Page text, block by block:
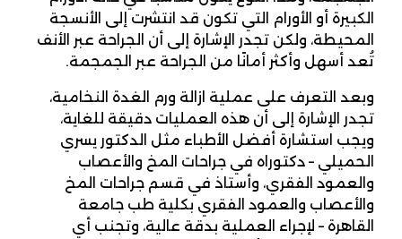
الكبيرة أو الأورام التي تكون قد انتشرت إلى الأنسجة
المحيطة، ولكن تجدر الإشارة إلى أن الجراحة عبر الأنف
تُعد أسهل وأكثر أمانًا من الجراحة عبر الجمجمة.
وبعد التعرف على عملية ازالة ورم الغدة النخامية،
تجدر الإشارة إلى أن هذه العمليات دقيقة للغاية،
ويجب استشارة أفضل الأطباء مثل الدكتور يسري
الحميلي – دكتوراه في جراحات المخ والأعصاب
والعمود الفقري، وأستاذ في قسم جراحات المخ
والأعصاب والعمود الفقري بكلية طب جامعة
القاهرة – لإجراء العملية بدقة عالية، وتجنب أي